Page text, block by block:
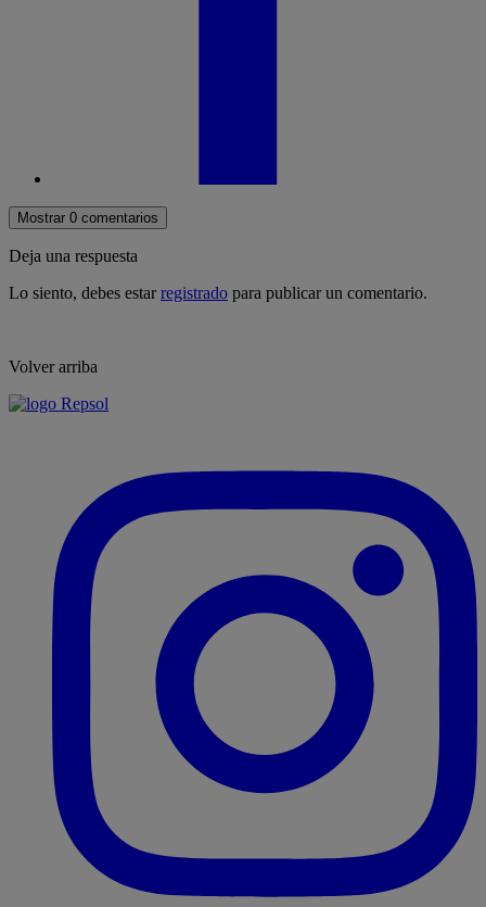
Mostrar 0 comentarios
Deja una respuesta
Lo siento, debes estarregistrado para publicar un comentario.
Volver arriba